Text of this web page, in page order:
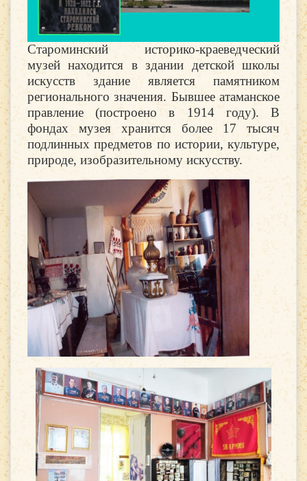
Староминский историко-краеведческий
музей находится в здании детской школы
искусств здание является памятником
регионального значения. Бывшее атаманское
правление (построено в 1914 году). В
фондах музея хранится более 17 тысяч
подлинных предметов по истории, культуре,
природе, изобразительному искусству.